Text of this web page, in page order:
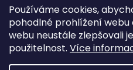
Používáme cookies,
pohodlné prohlížení webu
webu neustále zlepšovali
použitelnost. Více Doprava